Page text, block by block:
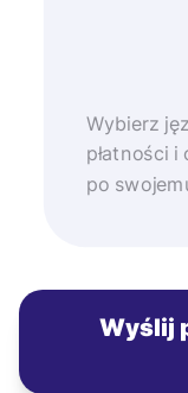
Wybierz
płatności
po
Wyślij